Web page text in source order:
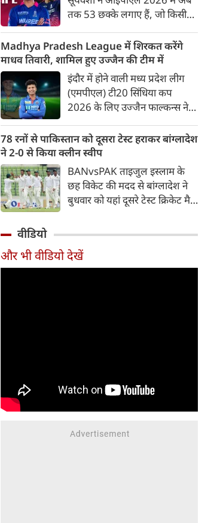
क्रिकेट खेलने के लिए राष्ट्रीय टीम से
दूरी बना सकते हैं।
तक 53 छक्के लगाए हैं, जो किसी
टूर्नामेंट में दूसरे सबसे ज़्यादा हैं। सबसे
ज़्यादा 59 छक्के क्रिस गेल ने
आईपीएल 2012 में लगाए थे।
सूर्यवंशी की नज़रें अब गेल के रिकॉर्ड
पर होंगी।
Madhya Pradesh League में शिरकत करेंगे
माधव तिवारी, शामिल हुए उज्जैन की टीम में
इंदौर में होने वाली मध्य प्रदेश लीग
(एमपीएल) टी20 सिंधिया कप
2026 के लिए उज्जैन फाल्कन्स ने
जिसमें युवा ऑलराउंडर माधव तिवारी
सबसे बड़े आकर्षण के रूप में
उभरकर सामने आए हैं। इंडियन
प्रीमियर लीग में दिल्ली कैपिटल्स का
हिस्सा रहे माधव तिवारी इस समय
मध्य प्रदेश के सबसे चर्चित युवा
78 रनों से पाकिस्तान को दूसरा टेस्ट हराकर बांग्लादेश
ने 2-0 से किया क्लीन स्वीप
BANvsPAK ताइजुल इस्लाम के
छह विकेट की मदद से बांग्लादेश ने
बुधवार को यहां दूसरे टेस्ट क्रिकेट मैच
का पीछा करते हुए 358 रन पर
आउट हो गई। बांग्लादेश ने पहला
वीडियो
और भी वीडियो देखें